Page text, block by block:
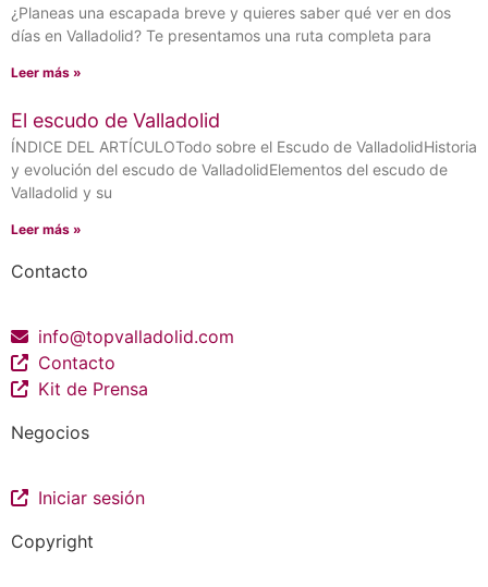
¿Planeas una escapada breve y quieres saber qué ver en dos
días en Valladolid? Te presentamos una ruta completa para
Leer más »
El escudo de Valladolid
ÍNDICE DEL ARTÍCULOTodo sobre el Escudo de ValladolidHistoria
y evolución del escudo de ValladolidElementos del escudo de
Valladolid y su
Leer más »
Contacto
info@topvalladolid.com
Contacto
Kit de Prensa
Negocios
Iniciar sesión
Copyright